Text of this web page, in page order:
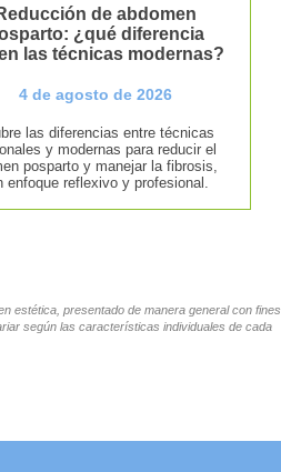
de abdomen
¿qué diferencia
las técnicas modernas?
4 de agosto de 2026
las diferencias entre técnicas
y modernas para reducir el
posparto y manejar la fibrosis,
enfoque reflexivo y profesional.
estética, presentado de manera general con fines
según las características individuales de cada